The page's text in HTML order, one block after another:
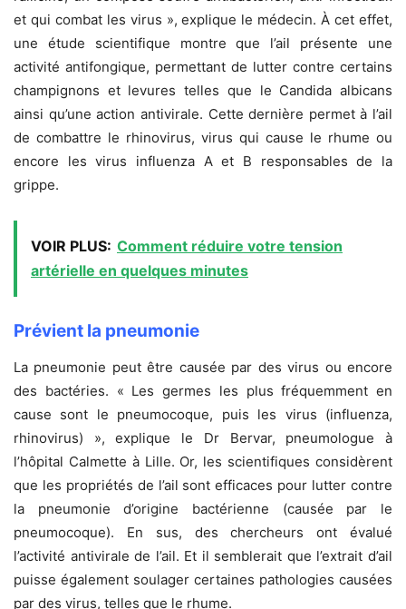
et qui combat les virus », explique le médecin. À cet effet,
une étude scientifique montre que l’ail présente une
activité antifongique, permettant de lutter contre certains
champignons et levures telles que le Candida albicans
ainsi qu’une action antivirale. Cette dernière permet à l’ail
de combattre le rhinovirus, virus qui cause le rhume ou
encore les virus influenza A et B responsables de la
grippe.
VOIR PLUS: Comment réduire votre tension
artérielle en quelques minutes
Prévient la pneumonie
La pneumonie peut être causée par des virus ou encore
des bactéries. « Les germes les plus fréquemment en
cause sont le pneumocoque, puis les virus (influenza,
rhinovirus) », explique le Dr Bervar, pneumologue à
l’hôpital Calmette à Lille. Or, les scientifiques considèrent
que les propriétés de l’ail sont efficaces pour lutter contre
la pneumonie d’origine bactérienne (causée par le
pneumocoque). En sus, des chercheurs ont évalué
l’activité antivirale de l’ail. Et il semblerait que l’extrait d’ail
puisse également soulager certaines pathologies causées
par des virus, telles que le rhume.